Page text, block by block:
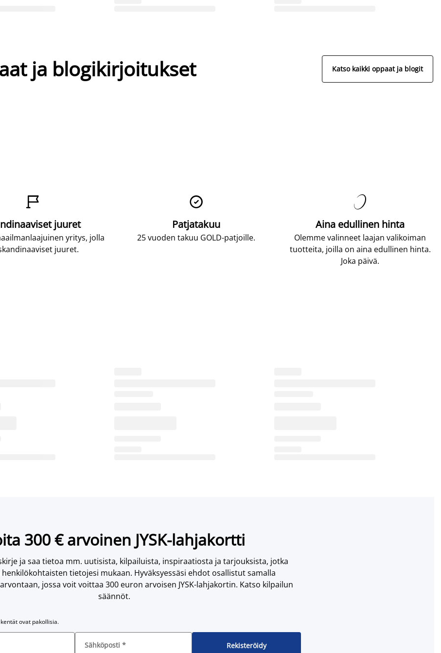
ja blogikirjoitukset Katso kaikki oppaat ja blogit

juuret
yritys, jolla
juuret.

Patjatakuu
25 vuoden takuu GOLD-patjoille.

Aina edullinen hinta
Olemme valinneet laajan valikoiman
tuotteita, joilla on aina edullinen hinta.
Joka päivä.
300 € arvoinen JYSK-lahjakortti
ja saa tietoa mm. uutisista, kilpailuista, inspiraatiosta ja tarjouksista, jotka
tietojesi mukaan. Hyväksyessäsi ehdot osallistut samalla
jossa voit voittaa 300 euron arvoisen JYSK-lahjakortin. Katso kilpailun
säännöt.
ovat pakollisia.
Sähköposti * Rekisteröidy